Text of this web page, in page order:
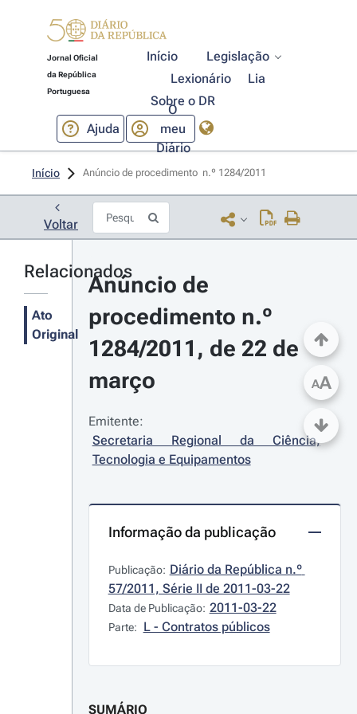
Jornal Oficial
da República
Portuguesa
Início
Legislação
Lexionário
Lia
Sobre o DR
Ajuda
O
meu
Diário
Início Anúncio de procedimento  n.º 1284/2011
Voltar
Relacionados
Ato
Original
Anúncio de
procedimento n.º
1284/2011, de 22 de
março
Emitente:
Secretaria Regional da Ciência,
Tecnologia e Equipamentos
Informação da publicação
Publicação: Diário da República n.º
57/2011, Série II de 2011-03-22
Data de Publicação: 2011-03-22
Parte: L - Contratos públicos
SUMÁRIO
AA